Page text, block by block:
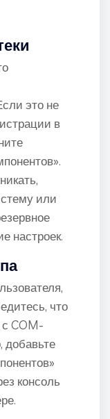
это не
в
или
настроек.
что
с COM-
добавьте
консоль